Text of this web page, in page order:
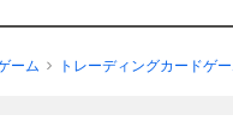
ーム トレーディングカードゲ